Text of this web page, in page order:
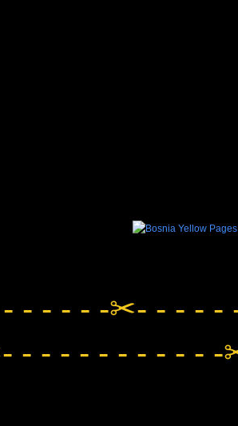
- - - - -✂- - - -
- - - - - - - - - - -